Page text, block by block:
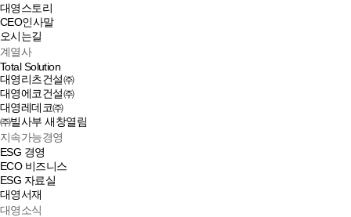
대영스토리
CEO인사말
오시는길
계열사
Total Solution
대영리츠건설㈜
대영에코건설㈜
대영레데코㈜
㈜빌사부새창열림
지속가능경영
ESG 경영
ECO 비즈니스
ESG 자료실
대영서재
대영소식